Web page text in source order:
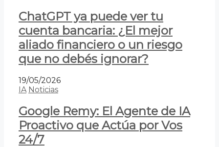
ChatGPT ya puede ver tu
cuenta bancaria: ¿El mejor
aliado financiero o un riesgo
que no debés ignorar?
19/05/2026
IA Noticias
Google Remy: El Agente de IA
Proactivo que Actúa por Vos
24/7